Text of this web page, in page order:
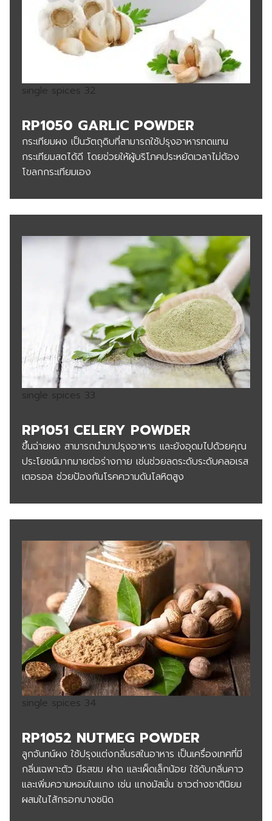
single spices 32
RP1050 GARLIC POWDER
กระเทียมผง เป็นวัตถุดิบที่สามารถใช้ปรุงอาหารทดแทน
กระเทียมสดได้ดี โดยช่วยให้ผู้บริโภคประหยัดเวลาไม่ต้อง
โขลกกระเทียมเอง
single spices 33
RP1051 CELERY POWDER
ขึ้นฉ่ายผง สามารถนำมาปรุงอาหาร และยังอุดมไปด้วยคุณ
ประโยชน์มากมายต่อร่างกาย เช่นช่วยลดระดับระดับคลอเรส
เตอรอล ช่วยป้องกันโรคความดันโลหิตสูง
single spices 34
RP1052 NUTMEG POWDER
ลูกจันทน์ผง ใช้ปรุงแต่งกลิ่นรสในอาหาร เป็นเครื่องเทศที่มี
กลิ่นเฉพาะตัว มีรสขม ฝาด และเผ็ดเล็กน้อย ใช้ดับกลิ่นคาว
และเพิ่มความหอมในแกง เช่น แกงมัสมั่น ชาวต่างชาตินิยม
ผสมในไส้กรอกบางชนิด